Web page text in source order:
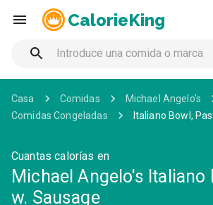
CalorieKing
Casa Comidas
Michael Angelo's
Comidas Congeladas
Italiano Bowl,
Cuantas calorías en
Michael Angelo's Italiano
w. Sausage